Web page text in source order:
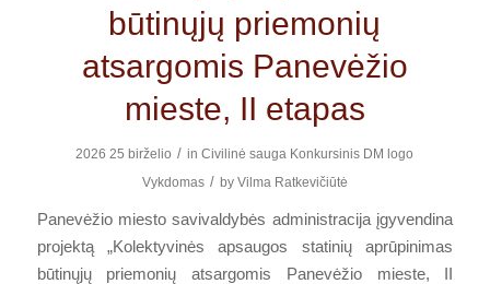
būtinųjų priemonių
atsargomis Panevėžio
mieste, II etapas
2026 25 birželio / inCivilinė sauga Konkursinis DM logo
Vykdomas / by Vilma Ratkevičiūtė
Panevėžio miesto savivaldybės administracija įgyvendina
projektą „Kolektyvinės apsaugos statinių aprūpinimas
būtinųjų priemonių atsargomis Panevėžio mieste, II